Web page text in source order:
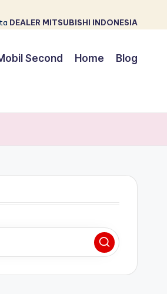
DEALER MITSUBISHI INDONESIA
Second Home Blog